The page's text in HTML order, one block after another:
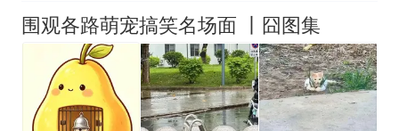
围观各路萌宠搞笑名场面 丨囧图集